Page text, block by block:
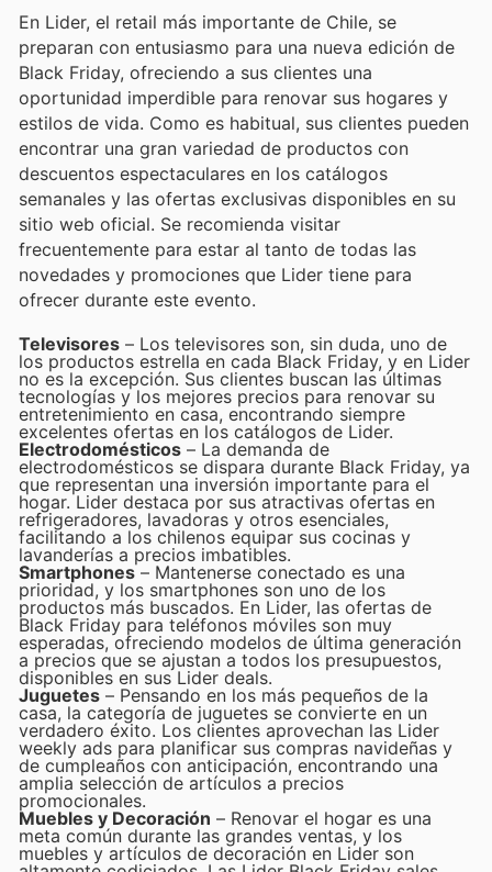
En Lider, el retail más importante de Chile, se
preparan con entusiasmo para una nueva edición de
Black Friday, ofreciendo a sus clientes una
oportunidad imperdible para renovar sus hogares y
estilos de vida. Como es habitual, sus clientes pueden
encontrar una gran variedad de productos con
descuentos espectaculares en los catálogos
semanales y las ofertas exclusivas disponibles en su
sitio web oficial. Se recomienda visitar
frecuentemente para estar al tanto de todas las
novedades y promociones que Lider tiene para
ofrecer durante este evento.
Televisores – Los televisores son, sin duda, uno de
los productos estrella en cada Black Friday, y en Lider
no es la excepción. Sus clientes buscan las últimas
tecnologías y los mejores precios para renovar su
entretenimiento en casa, encontrando siempre
excelentes ofertas en los catálogos de Lider.
Electrodomésticos – La demanda de
electrodomésticos se dispara durante Black Friday, ya
que representan una inversión importante para el
hogar. Lider destaca por sus atractivas ofertas en
refrigeradores, lavadoras y otros esenciales,
facilitando a los chilenos equipar sus cocinas y
lavanderías a precios imbatibles.
Smartphones– Mantenerse conectado es una
prioridad, y los smartphones son uno de los
productos más buscados. En Lider, las ofertas de
Black Friday para teléfonos móviles son muy
esperadas, ofreciendo modelos de última generación
a precios que se ajustan a todos los presupuestos,
disponibles en sus Lider deals.
Juguetes – Pensando en los más pequeños de la
casa, la categoría de juguetes se convierte en un
verdadero éxito. Los clientes aprovechan las Lider
weekly ads para planificar sus compras navideñas y
de cumpleaños con anticipación, encontrando una
amplia selección de artículos a precios
promocionales.
Muebles y Decoración – Renovar el hogar es una
meta común durante las grandes ventas, y los
muebles y artículos de decoración en Lider son